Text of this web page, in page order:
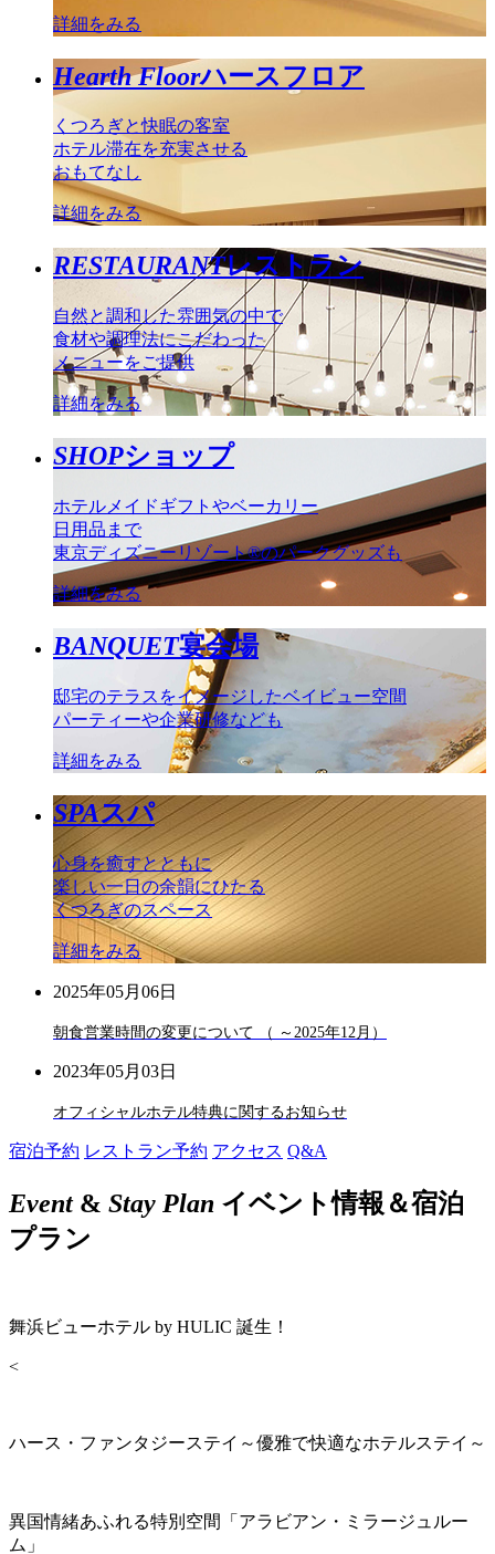
詳細をみる
Hearth Floorハースフロア
くつろぎと快眠の客室
ホテル滞在を充実させる
おもてなし
詳細をみる
RESTAURANTレストラン
自然と調和した雰囲気の中で
食材や調理法にこだわった
メニューをご提供
詳細をみる
SHOPショップ
ホテルメイドギフトやベーカリー
日用品まで
東京ディズニーリゾート®のパークグッズも
詳細をみる
BANQUET宴会場
邸宅のテラスをイメージしたベイビュー空間
パーティーや企業研修なども
詳細をみる
SPAスパ
心身を癒すとともに
楽しい一日の余韻にひたる
くつろぎのスペース
詳細をみる
2025年05月06日
朝食営業時間の変更について （ ～2025年12月）
2023年05月03日
オフィシャルホテル特典に関するお知らせ
宿泊予約 レストラン予約 アクセス Q&A
Event& Stay Plan イベント情報＆宿泊
プラン
舞浜ビューホテル by HULIC 誕生！
<
ハース・ファンタジーステイ～優雅で快適なホテルステイ～
異国情緒あふれる特別空間「アラビアン・ミラージュルー
ム」